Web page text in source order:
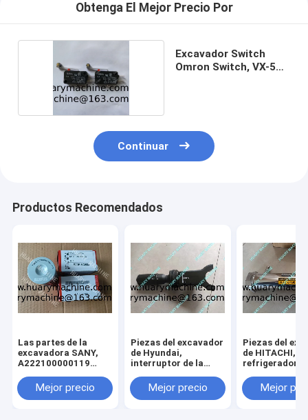
Obtenga El Mejor Precio Por
Excavador Switch
Omron Switch, VX-56-
Continuar
Productos Recomendados
Las partes de la
excavadora SANY,
A222100000119
Mejor precio
Piezas del excavador
de Hyundai,
interruptor de la
00072Mejor precio
Piezas del
de HITACHI,
refrigerador
recirculación
gases de
Mejor